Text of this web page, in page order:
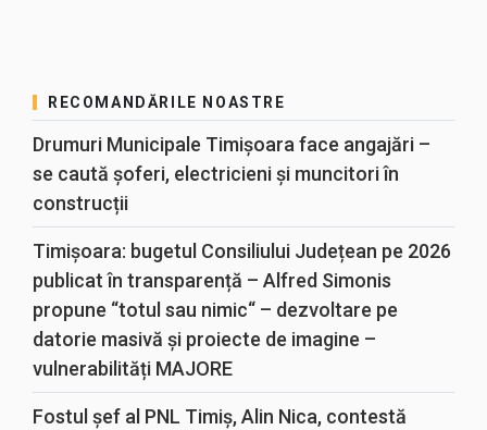
RECOMANDĂRILE NOASTRE
Drumuri Municipale Timișoara face angajări –
se caută șoferi, electricieni și muncitori în
construcții
Timișoara: bugetul Consiliului Județean pe 2026
publicat în transparență – Alfred Simonis
propune “totul sau nimic“ – dezvoltare pe
datorie masivă și proiecte de imagine –
vulnerabilități MAJORE
Fostul șef al PNL Timiș, Alin Nica, contestă